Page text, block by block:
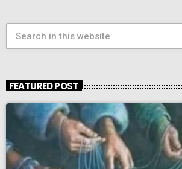
FEATURED POST